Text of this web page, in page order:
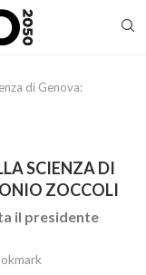
di Genova:
SCIENZA DI
ZOCCOLI
il presidente